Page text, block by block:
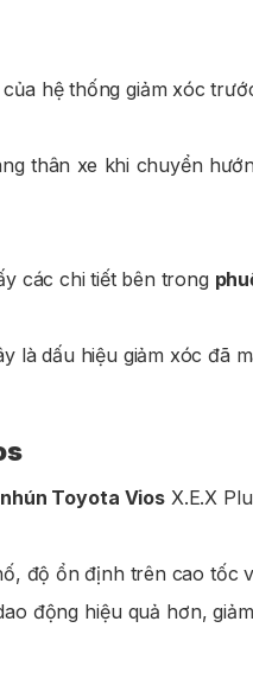
hệ thống giảm xóc
thân xe khi chuyển
các chi tiết bên trong
dấu hiệu giảm xóc đã
Toyota ViosX.E.X
độ ổn định trên cao tốc
động hiệu quả hơn,